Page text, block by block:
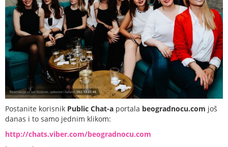
Postanite korisnik Public Chat-a portala beogradnocu.com još
danas i to samo jednim klikom:
http://chats.viber.com/beogradnocu.com